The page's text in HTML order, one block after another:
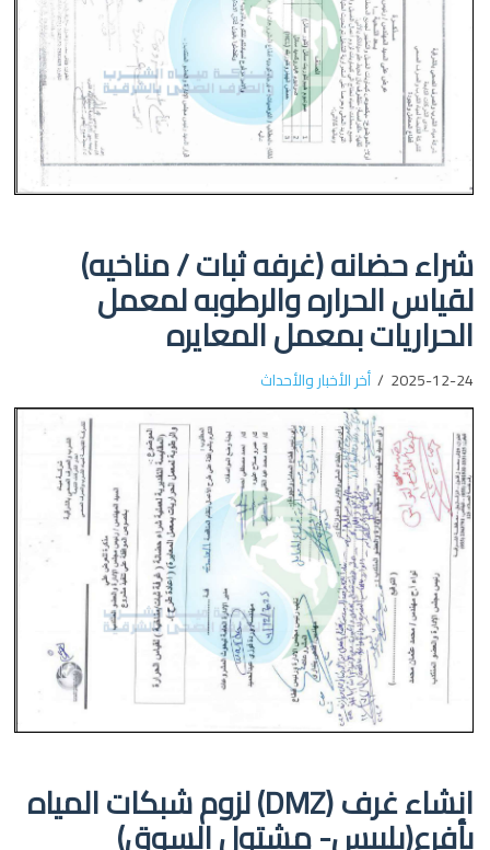
شراء حضانه (غرفه ثبات / مناخيه)
لقياس الحراره والرطوبه لمعمل
الحراريات بمعمل المعايره
2025-12-24 أخر الأخبار والأحداث
انشاء غرف (DMZ) لزوم شبكات المياه
بأفرع(بلبيس- مشتول السوق)